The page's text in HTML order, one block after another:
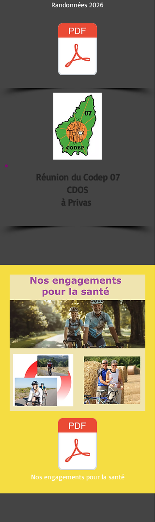
Randonnées 2026
Réunion du Codep 07
CDOS
à Privas
Nos engagements pour la santé